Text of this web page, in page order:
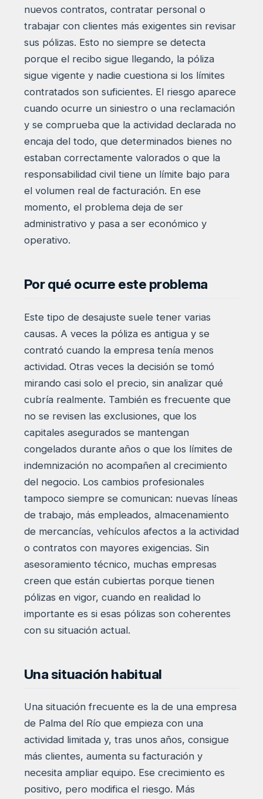
nuevos contratos, contratar personal o
trabajar con clientes más exigentes sin revisar
sus pólizas. Esto no siempre se detecta
porque el recibo sigue llegando, la póliza
sigue vigente y nadie cuestiona si los límites
contratados son suficientes. El riesgo aparece
cuando ocurre un siniestro o una reclamación
y se comprueba que la actividad declarada no
encaja del todo, que determinados bienes no
estaban correctamente valorados o que la
responsabilidad civil tiene un límite bajo para
el volumen real de facturación. En ese
momento, el problema deja de ser
administrativo y pasa a ser económico y
operativo.
Por qué ocurre este problema
Este tipo de desajuste suele tener varias
causas. A veces la póliza es antigua y se
contrató cuando la empresa tenía menos
actividad. Otras veces la decisión se tomó
mirando casi solo el precio, sin analizar qué
cubría realmente. También es frecuente que
no se revisen las exclusiones, que los
capitales asegurados se mantengan
congelados durante años o que los límites de
indemnización no acompañen al crecimiento
del negocio. Los cambios profesionales
tampoco siempre se comunican: nuevas líneas
de trabajo, más empleados, almacenamiento
de mercancías, vehículos afectos a la actividad
o contratos con mayores exigencias. Sin
asesoramiento técnico, muchas empresas
creen que están cubiertas porque tienen
pólizas en vigor, cuando en realidad lo
importante es si esas pólizas son coherentes
con su situación actual.
Una situación habitual
Una situación frecuente es la de una empresa
de Palma del Río que empieza con una
actividad limitada y, tras unos años, consigue
más clientes, aumenta su facturación y
necesita ampliar equipo. Ese crecimiento es
positivo, pero modifica el riesgo. Más